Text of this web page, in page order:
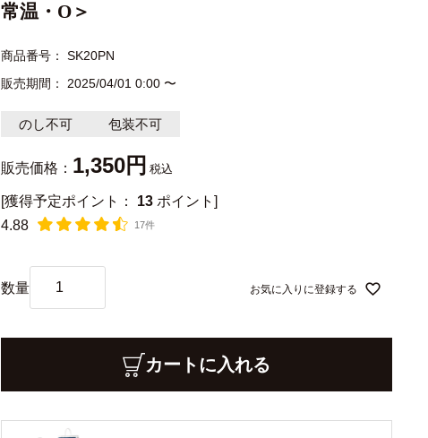
常温・O＞
商品番号
SK20PN
販売期間
2025/04/01 0:00 〜
のし不可 包装不可
販売価格： 1,350 税込
[獲得予定ポイント： 13 ポイント]
4.88
17件
お気に入りに登録する
カートに入れる